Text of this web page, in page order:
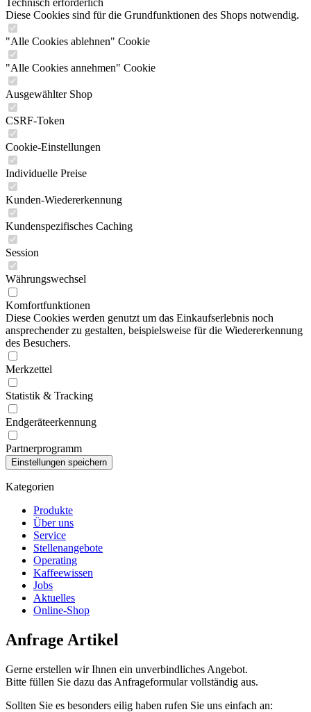
Technisch erforderlich
Diese Cookies sind für die Grundfunktionen des Shops notwendig.
"Alle Cookies ablehnen" Cookie
"Alle Cookies annehmen" Cookie
Ausgewählter Shop
CSRF-Token
Cookie-Einstellungen
Individuelle Preise
Kunden-Wiedererkennung
Kundenspezifisches Caching
Session
Währungswechsel
Komfortfunktionen
Diese Cookies werden genutzt um das Einkaufserlebnis noch
ansprechender zu gestalten, beispielsweise für die Wiedererkennung
des Besuchers.
Merkzettel
Statistik & Tracking
Endgeräteerkennung
Partnerprogramm
Kategorien
Produkte
Über uns
Service
Stellenangebote
Operating
Kaffeewissen
Jobs
Aktuelles
Online-Shop
Anfrage Artikel
Gerne erstellen wir Ihnen ein unverbindliches Angebot.
Bitte füllen Sie dazu das Anfrageformular vollständig aus.
Sollten Sie es besonders eilig haben rufen Sie uns einfach an: